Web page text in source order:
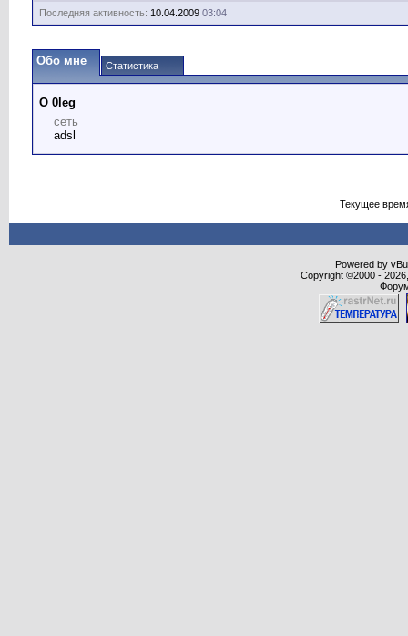
Последняя активность: 10.04.2009 03:04
Обо мне Статистика
О 0leg
сеть
adsl
Текущее
Powered by
Copyright ©2000 -